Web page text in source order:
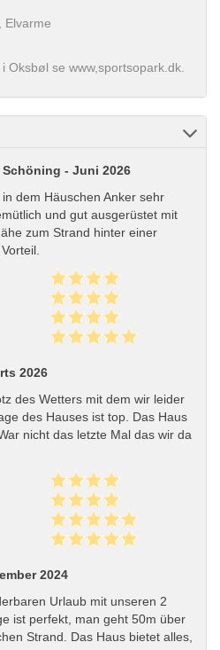
Elvarme
Oksbøl se www,sportsopark.dk.
- Juni 2026
dem Häuschen Anker sehr
und gut ausgerüstet mit
zum Strand hinter einer
2026
des Wetters mit dem wir leider
des Hauses ist top. Das Haus
nicht das letzte Mal das wir da
2024
Urlaub mit unseren 2
ist perfekt, man geht 50m über
Strand. Das Haus bietet alles,